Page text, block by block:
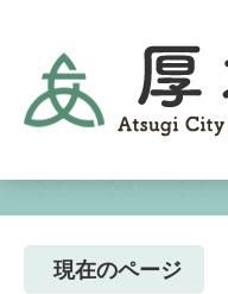
現在のページ